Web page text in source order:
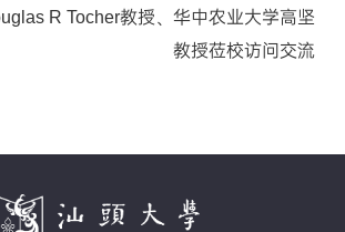
R Tocher教授、华中农业大学高坚
教授莅校访问交流